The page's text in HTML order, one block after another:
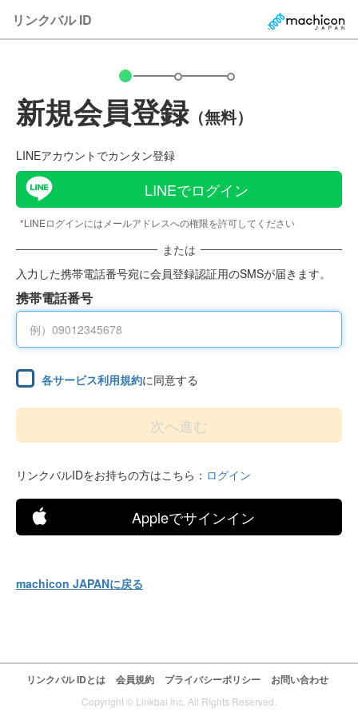
リンクバル ID
新規会員登録（無料）
LINEアカウントでカンタン登録
LINEでログイン
*LINEログインにはメールアドレスへの権限を許可してください
または
入力した携帯電話番号宛に会員登録認証用のSMSが届きます。
携帯電話番号
各サービス利用規約に同意する
リンクバルIDをお持ちの方はこちら： ログイン
Appleでサインイン
machicon JAPANに戻る
リンクバル IDとは 会員規約 プライバシーポリシー お問い合わせ
Copyright © Linkbal Inc. All Rights Reserved.